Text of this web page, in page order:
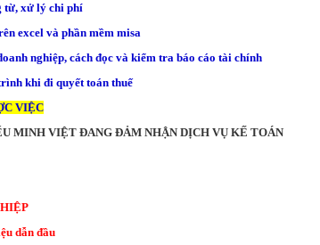
từ, xử lý chi phí
excel và phần mềm misa
nghiệp, cách đọc và kiểm tra báo cáo tài chính
khi đi quyết toán thuế
VIỆC
MINH VIỆT ĐANG ĐẢM NHẬN DỊCH VỤ KẾ TOÁN
dẫn đầu